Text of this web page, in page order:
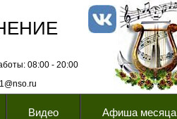
08:00 - 20:00
Видео Афиша месяца